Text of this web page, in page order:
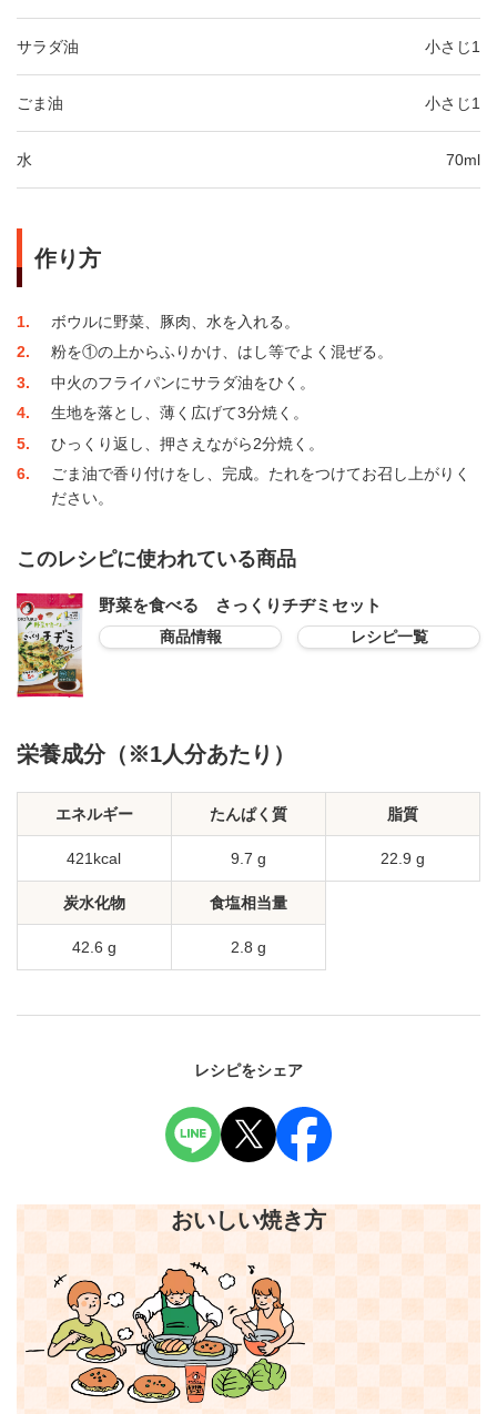
サラダ油 小さじ1
ごま油 小さじ1
水 70ml
作り方
1
ボウルに野菜、豚肉、水を入れる。
2
粉を①の上からふりかけ、はし等でよく混ぜる。
3
中火のフライパンにサラダ油をひく。
4
生地を落とし、薄く広げて3分焼く。
5
ひっくり返し、押さえながら2分焼く。
6
ごま油で香り付けをし、完成。たれをつけてお召し上がりく
ださい。
このレシピに使われている商品
野菜を食べる さっくりチヂミセット
商品情報 レシピ一覧
栄養成分（※1人分あたり）
エネルギー
421kcal
たんぱく質
9.7 g
脂質
22.9 g
炭水化物
42.6 g
食塩相当量
2.8 g
レシピをシェア
おいしい焼き方